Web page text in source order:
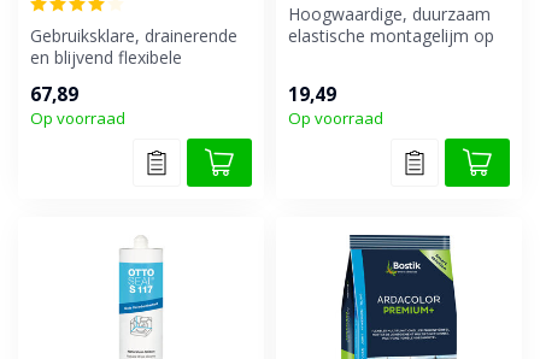
Gebruiksklare, drainerende
en blijvend flexibele
voegen van ...
67,89
Op voorraad
Hoogwaardige, duurzaam
elastische montagelijm op
19,49
Op voorraad